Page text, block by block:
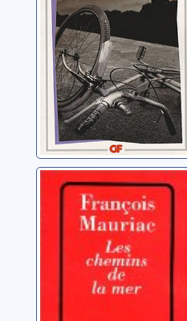
Les chemins de
la mer: roman
Mauriac, François